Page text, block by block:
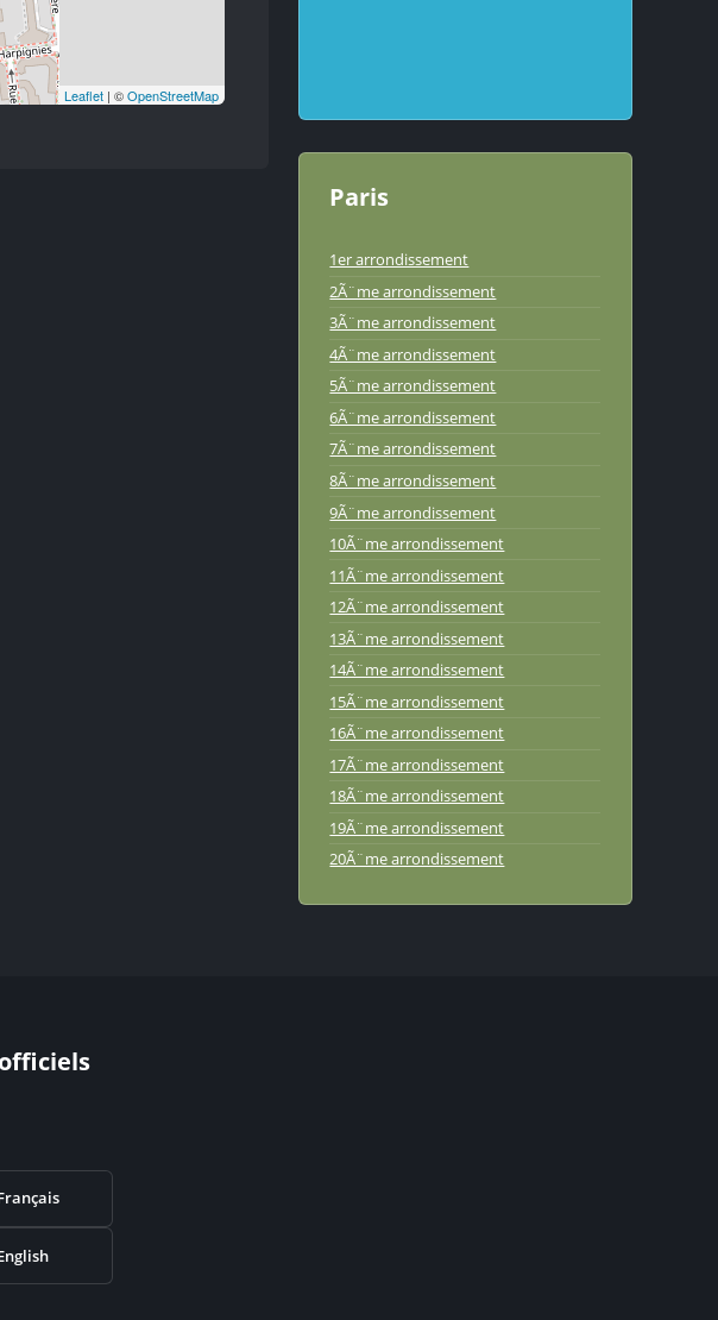
Leaflet | ©OpenStreetMap
Paris
1er arrondissement
2Ã¨me arrondissement
3Ã¨me arrondissement
4Ã¨me arrondissement
5Ã¨me arrondissement
6Ã¨me arrondissement
7Ã¨me arrondissement
8Ã¨me arrondissement
9Ã¨me arrondissement
10Ã¨me arrondissement
11Ã¨me arrondissement
12Ã¨me arrondissement
13Ã¨me arrondissement
14Ã¨me arrondissement
15Ã¨me arrondissement
16Ã¨me arrondissement
17Ã¨me arrondissement
18Ã¨me arrondissement
19Ã¨me arrondissement
20Ã¨me arrondissement